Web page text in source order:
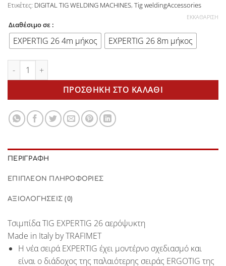
Ετικέτες: DIGITAL TIG WELDING MACHINES, Tig weldingAccessories
Διαθέσιμο σε :
EXPERTIG 26 4m μήκος EXPERTIG 26 8m μήκος
ΕΚΚΑΘΆΡΙΣΗ
Τσιμπίδα TIG EXPERTIG 26 Trafimet ποσότητα
ΠΡΟΣΘΉΚΗ ΣΤΟ ΚΑΛΆΘΙ
ΠΕΡΙΓΡΑΦΉ
ΕΠΙΠΛΈΟΝ ΠΛΗΡΟΦΟΡΊΕΣ
ΑΞΙΟΛΟΓΉΣΕΙΣ (0)
Τσιμπίδα TIG EXPERTIG 26 αερόψυκτη
Made in Italy by TRAFIMET
Η νέα σειράEXPERTIG έχει μοντέρνο σχεδιασμό και
είναι ο διάδοχος της παλαιότερης σειράς ERGOTIG της